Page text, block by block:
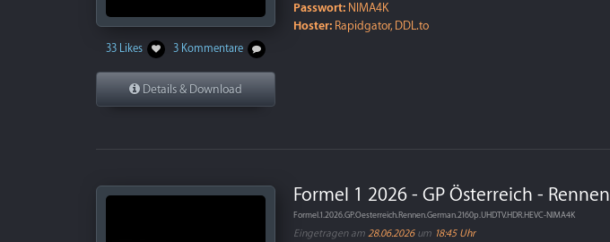
33 Likes 3 Kommentare
Details & Download
Passwort: NIMA4K
Hoster: Rapidgator, DDL.to
Formel 1 2026 - GP Österreich - Rennen
Formel.1.2026.GP.Oesterreich.Rennen.German.2160p.UHDTV.HDR.HEVC-NIMA4K
Eingetragen am 28.06.2026um 18:45 Uhr